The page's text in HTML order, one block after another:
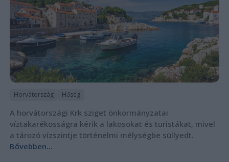
Horvátország Hőség
A horvátországi Krk sziget önkormányzatai
víztakarékosságra kérik a lakosokat és turistákat, mivel
a tározó vízszintje történelmi mélységbe süllyedt.
Bővebben...